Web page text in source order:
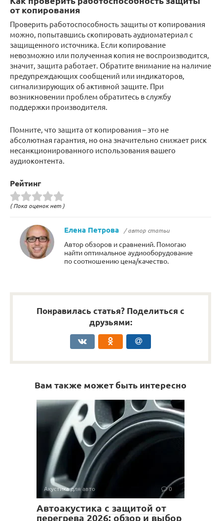
от копирования
Проверить работоспособность защиты от копирования
можно, попытавшись скопировать аудиоматериал с
защищенного источника. Если копирование
невозможно или полученная копия не воспроизводится,
значит, защита работает. Обратите внимание на наличие
предупреждающих сообщений или индикаторов,
сигнализирующих об активной защите. При
возникновении проблем обратитесь в службу
поддержки производителя.
Помните, что защита от копирования – это не
абсолютная гарантия, но она значительно снижает риск
несанкционированного использования вашего
аудиоконтента.
Рейтинг
( Пока оценок нет )
Елена Петрова / автор статьи
Автор обзоров и сравнений. Помогаю
найти оптимальное аудиооборудование
по соотношению цена/качество.
Понравилась статья? Поделиться с
друзьями:
Вам также может быть интересно
Акустика для авто 0
Автоакустика с защитой от
перегрева 2026: обзор и выбор